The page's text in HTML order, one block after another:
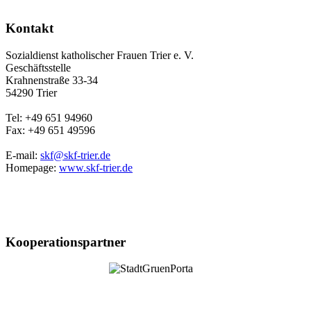
Kontakt
Sozialdienst katholischer Frauen Trier e. V.
Geschäftsstelle
Krahnenstraße 33-34
54290 Trier
Tel: +49 651 94960
Fax: +49 651 49596
E-mail: skf@skf-trier.de
Homepage: www.skf-trier.de
Kooperationspartner